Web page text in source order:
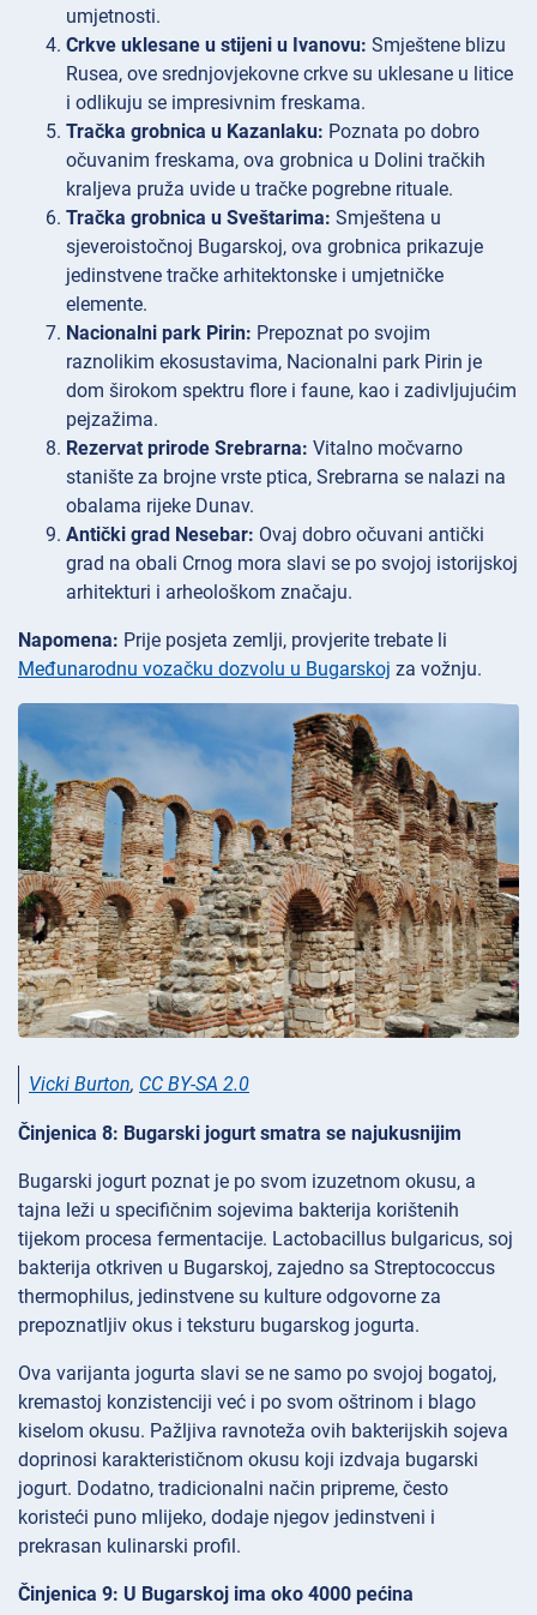
umjetnosti.
Crkve uklesane u stijeni u Ivanovu: Smještene blizu
Rusea, ove srednjovjekovne crkve su uklesane u litice
i odlikuju se impresivnim freskama.
Tračka grobnica u Kazanlaku: Poznata po dobro
očuvanim freskama, ova grobnica u Dolini tračkih
kraljeva pruža uvide u tračke pogrebne rituale.
Tračka grobnica u Sveštarima: Smještena u
sjeveroistočnoj Bugarskoj, ova grobnica prikazuje
jedinstvene tračke arhitektonske i umjetničke
elemente.
Nacionalni park Pirin: Prepoznat po svojim
raznolikim ekosustavima, Nacionalni park Pirin je
dom širokom spektru flore i faune, kao i zadivljujućim
pejzažima.
Rezervat prirode Srebrarna: Vitalno močvarno
stanište za brojne vrste ptica, Srebrarna se nalazi na
obalama rijeke Dunav.
Antički grad Nesebar: Ovaj dobro očuvani antički
grad na obali Crnog mora slavi se po svojoj istorijskoj
arhitekturi i arheološkom značaju.
Napomena: Prije posjeta zemlji, provjerite trebate li
Međunarodnu vozačku dozvolu u Bugarskoj za vožnju.
Vicki Burton, CC BY-SA 2.0
Činjenica 8: Bugarski jogurt smatra se najukusnijim
Bugarski jogurt poznat je po svom izuzetnom okusu, a
tajna leži u specifičnim sojevima bakterija korištenih
tijekom procesa fermentacije. Lactobacillus bulgaricus, soj
bakterija otkriven u Bugarskoj, zajedno sa Streptococcus
thermophilus, jedinstvene su kulture odgovorne za
prepoznatljiv okus i teksturu bugarskog jogurta.
Ova varijanta jogurta slavi se ne samo po svojoj bogatoj,
kremastoj konzistenciji već i po svom oštrinom i blago
kiselom okusu. Pažljiva ravnoteža ovih bakterijskih sojeva
doprinosi karakterističnom okusu koji izdvaja bugarski
jogurt. Dodatno, tradicionalni način pripreme, često
koristeći puno mlijeko, dodaje njegov jedinstveni i
prekrasan kulinarski profil.
Činjenica 9: U Bugarskoj ima oko 4000 pećina